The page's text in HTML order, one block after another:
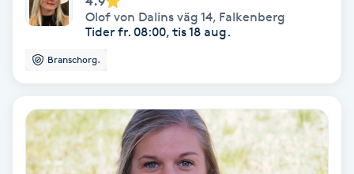
Medicinsk massage
Medium
Megavolymfransar
Olof von Dalins väg 14, Falkenberg
Tider fr. 08:00, tis 18 aug.
Branschorg.